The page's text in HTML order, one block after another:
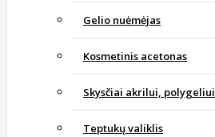
Gelio nuėmėjas
Kosmetinis acetonas
Skysčiai akrilui, polygeliui
Teptukų valiklis